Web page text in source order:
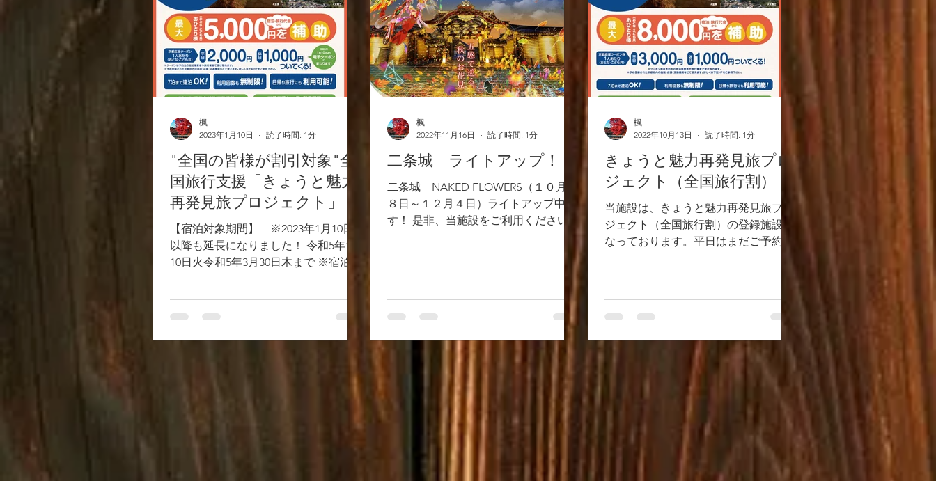
"全国の皆様が割引対象"全
国旅行支援「きょうと魅力
再発見旅プロジェクト」
【宿泊対象期間】 ※2023年1月10日
以降も延長になりました！ 令和5年1月
10日火令和5年3月30日木まで ※宿泊の
※身分証明書により日本の居住が確認
楓
2023年1月10日
読了時間: 1分
二条城 ライトアップ！
二条城 NAKED FLOWERS（１０月２
８日～１２月４日）ライトアップ中で
す！ 是非、当施設をご利用ください。
楓
2022年11月16日
読了時間: 1分
きょうと魅力再発見旅プロ
ジェクト（全国旅行割）
当施設は、きょうと魅力再発見旅プロ
ジェクト（全国旅行割）の登録施設 と
なっております。平日はまだご予約の
様→22,000円-...
楓
2022年10月13日
読了時間: 1分